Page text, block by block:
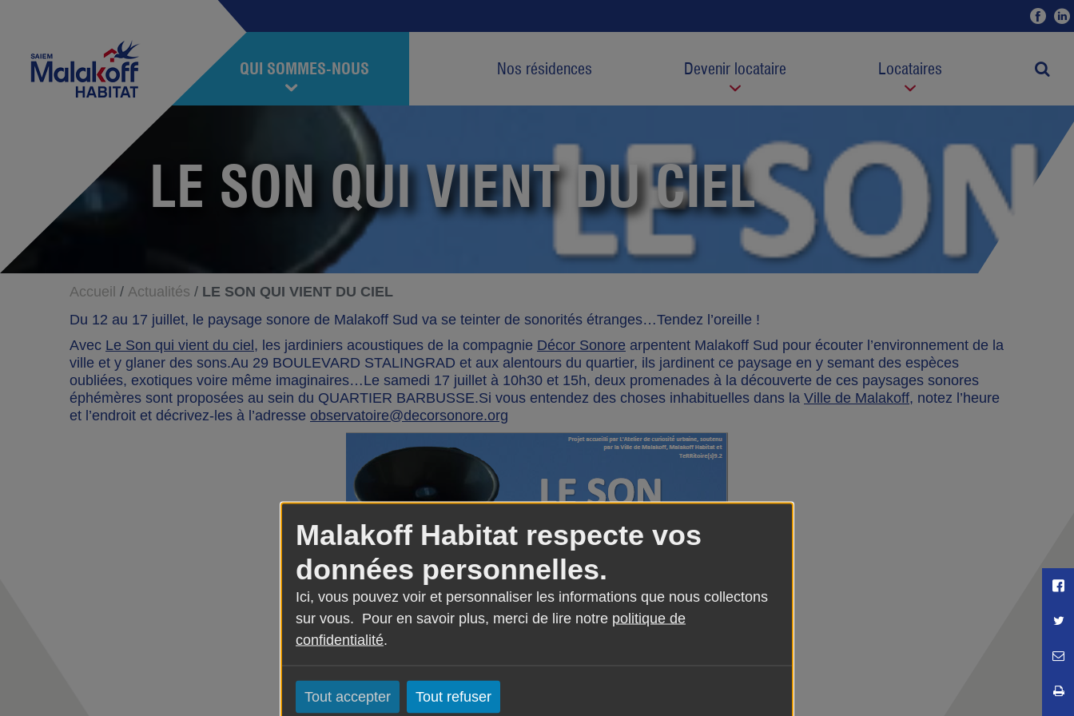
Malakoff Habitat respecte vos
données personnelles.
Ici, vous pouvez voir et personnaliser les informations que nous collectons
sur vous. Pour en savoir plus, merci de lire notre politique de
confidentialité.
Tout accepter Tout refuser
Malakoff Habitat
QUI SOMMES-NOUS Nos résidences Devenir locataire
Locataires
LE SON QUI VIENT DU CIEL
Accueil Actualités
LE SON QUI VIENT DU CIEL
Du 12 au 17 juillet, le paysage sonore de Malakoff Sud va se teinter de sonorités étranges…Tendez l’oreille !
Avec Le Son qui vient du ciel , les jardiniers acoustiques de la compagnie Décor Sonore arpentent Malakoff Sud pour écouter l’environnement de la
ville et y glaner des sons.Au 29 BOULEVARD STALINGRAD et aux alentours du quartier, ils jardinent ce paysage en y semant des espèces
oubliées, exotiques voire même imaginaires…Le samedi 17 juillet à 10h30 et 15h, deux promenades à la découverte de ces paysages sonores
éphémères sont proposées au sein du QUARTIER BARBUSSE.Si vous entendez des choses inhabituelles dans la Ville de Malakoff, notez l’heure
et l’endroit et décrivez-les à l’adresse observatoire@decorsonore.org